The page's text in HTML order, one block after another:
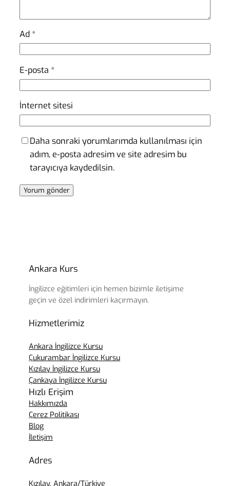
Ad *
E-posta *
İnternet sitesi
Daha sonraki yorumlarımda kullanılması için
adım, e-posta adresim ve site adresim bu
tarayıcıya kaydedilsin.
Ankara Kurs
İngilizce eğitimleri için hemen bizimle iletişime
geçin ve özel indirimleri kaçırmayın.
Hizmetlerimiz
Ankara İngilizce Kursu
Çukurambar İngilizce Kursu
Kızılay İngilizce Kursu
Çankaya İngilizce Kursu
Hızlı Erişim
Hakkımızda
Çerez Politikası
Blog
İletişim
Adres
Kızılay, Ankara/Türkiye